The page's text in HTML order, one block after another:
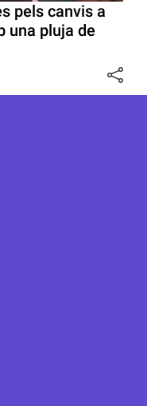
pels canvis a
una pluja de